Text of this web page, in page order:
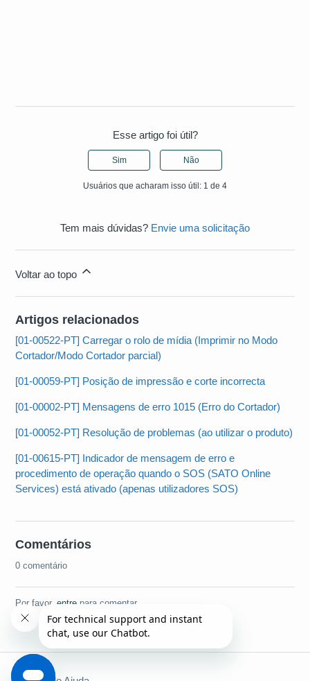
Esse artigo foi útil?
Sim Não
Usuários que acharam isso útil: 1 de 4
Tem mais dúvidas? Envie uma solicitação
Voltar ao topo
Artigos relacionados
[01-00522-PT] Carregar o rolo de mídia (Imprimir no Modo
Cortador/Modo Cortador parcial)
[01-00059-PT] Posição de impressão e corte incorrecta
[01-00002-PT] Mensagens de erro 1015 (Erro do Cortador)
[01-00052-PT] Resolução de problemas (ao utilizar o produto)
[01-00615-PT] Indicador de mensagem de erro e
procedimento de operação quando o SOS (SATO Online
Services) está ativado (apenas utilizadores SOS)
Comentários
0 comentário
Por favor,entre para comentar.